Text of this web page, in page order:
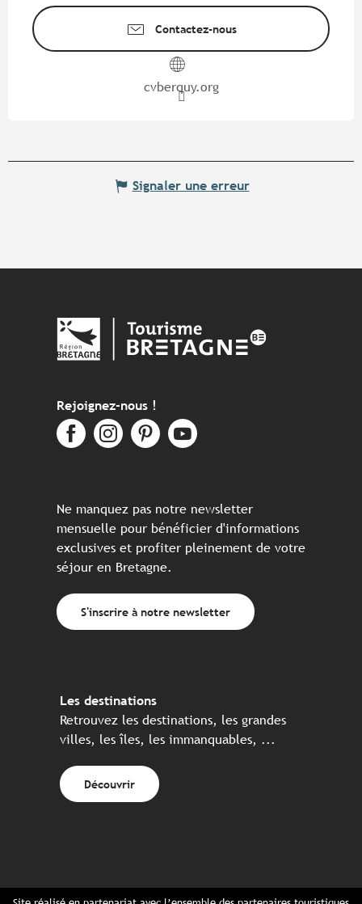
Contactez-nous
cvberquy.org
Signaler une erreur
Rejoignez-nous !
Ne manquez pas notre newsletter
mensuelle pour bénéficier d'informations
exclusives et profiter pleinement de votre
séjour en Bretagne.
S'inscrire à notre newsletter
Les destinations
Retrouvez les destinations, les grandes
villes, les îles, les immanquables, ...
Découvrir